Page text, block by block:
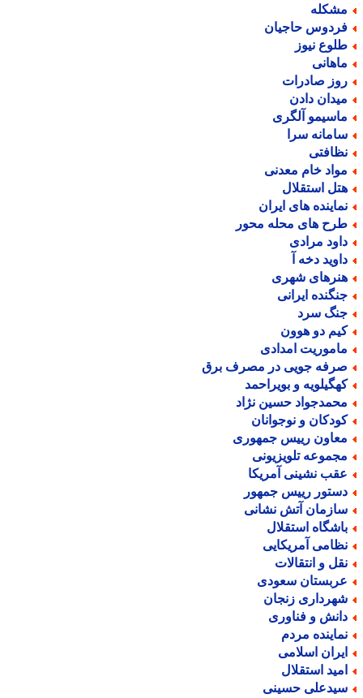
حاجیان
نیوز
صادرات
دادن
آلگری
سرا
خام معدنی
استقلال
های ایران
های محله محور
مرادی
دخه آ
شهری
ایرانی
سرد
دو هوون
امدادی
جویی در مصرف برق
و بویراحمد
حسین نژاد
و نوجوانان
رییس جمهوری
تلویزیونی
نشینی آمریکا
رییس جمهور
آتش نشانی
استقلال
آمریکایی
و انتقالات
سعودی
زنجان
و فناوری
مردم
اسلامی
استقلال
حسینی